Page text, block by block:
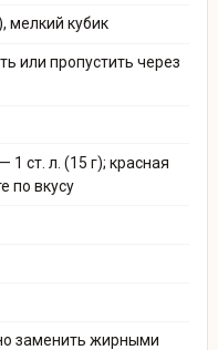
мелкий кубик
или пропустить через
1 ст. л. (15 г); красная
по вкусу
заменить жирными